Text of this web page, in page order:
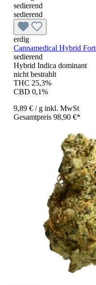
sedierend
sedierend
erdig
Cannamedical Hybrid
sedierend
Hybrid Indica dominant
nicht bestrahlt
THC 25,3%
CBD 0,1%
9,89 € / g inkl. MwSt
Gesamtpreis 98,90 €*